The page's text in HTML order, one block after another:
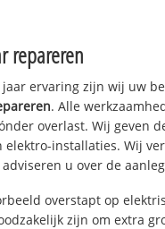
repareren
jaar ervaring zijn wij uw
. Alle
overlast. Wij geven
elektro-installaties. Wij
u over de
overstapt op
zijn om extra